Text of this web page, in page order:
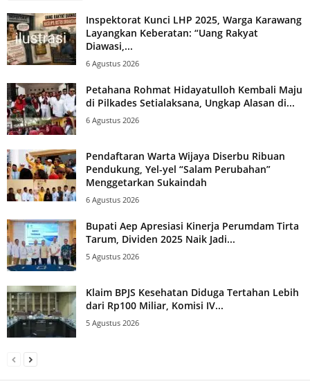
Inspektorat Kunci LHP 2025, Warga Karawang
Layangkan Keberatan: “Uang Rakyat
Diawasi,...
6 Agustus 2026
Petahana Rohmat Hidayatulloh Kembali Maju
di Pilkades Setialaksana, Ungkap Alasan di...
6 Agustus 2026
Pendaftaran Warta Wijaya Diserbu Ribuan
Pendukung, Yel-yel “Salam Perubahan”
Menggetarkan Sukaindah
6 Agustus 2026
Bupati Aep Apresiasi Kinerja Perumdam Tirta
Tarum, Dividen 2025 Naik Jadi...
5 Agustus 2026
Klaim BPJS Kesehatan Diduga Tertahan Lebih
dari Rp100 Miliar, Komisi IV...
5 Agustus 2026